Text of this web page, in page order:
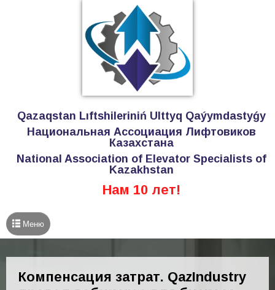
Qazaqstan Lıftshileriniń Ulttyq Qaýymdastyǵy
Национальная Ассоциация Лифтовиков
Казахстана
National Association of Elevator Specialists of
Kazakhstan
Нам 10 лет!
Меню
Компенсация затрат. QazIndustry